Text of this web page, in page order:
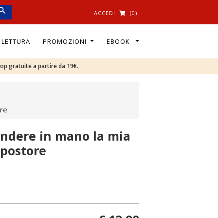
ACCEDI (0)
PROMOZIONI EBOOK
gratuite a partire da 19€.
in mano la mia